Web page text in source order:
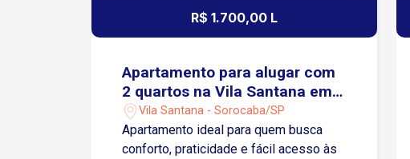
R$ 1.700,00 L
Apartamento para alugar com
2 quartos na Vila Santana em
Sorocaba/SP
Vila Santana - Sorocaba/SP
Apartamento ideal para quem busca
conforto, praticidade e fácil acesso às